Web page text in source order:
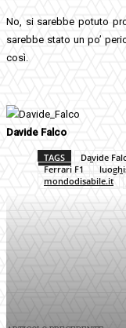
No, si sarebbe potuto
sarebbe stato un po’
così.
Davide Falco
TAGS Davide
Ferrari F1
mondodisabile.it